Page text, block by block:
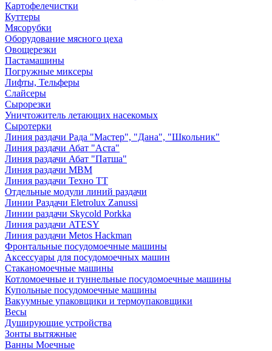
Картофелечистки
Куттеры
Мясорубки
Оборудование мясного цеха
Овощерезки
Пастамашины
Погружные миксеры
Лифты, Тельферы
Слайсеры
Сырорезки
Уничтожитель летающих насекомых
Сыротерки
Линия раздачи Рада "Мастер", "Дана", "Школьник"
Линия раздачи Абат "Аста"
Линия раздачи Абат "Патша"
Линия раздачи МВМ
Линия раздачи Техно ТТ
Отдельные модули линий раздачи
Линии Раздачи Eletrolux Zanussi
Линии раздачи Skycold Porkka
Линия раздачи ATESY
Линия раздачи Metos Hackman
Фронтальные посудомоечные машины
Аксессуары для посудомоечных машин
Стаканомоечные машины
Котломоечные и туннельные посудомоечные машины
Купольные посудомоечные машины
Вакуумные упаковщики и термоупаковщики
Весы
Душирующие устройства
Зонты вытяжные
Ванны Моечные